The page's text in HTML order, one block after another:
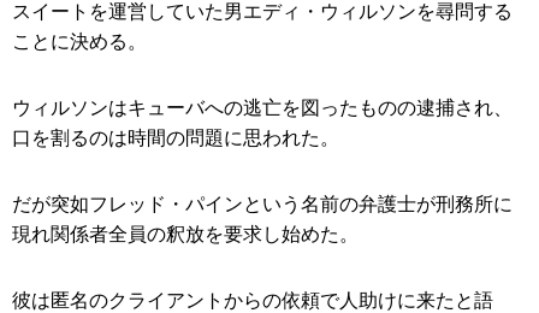
スイートを運営していた男エディ・ウィルソンを尋問する
ことに決める。
ウィルソンはキューバへの逃亡を図ったものの逮捕され、
口を割るのは時間の問題に思われた。
だが突如フレッド・パインという名前の弁護士が刑務所に
現れ関係者全員の釈放を要求し始めた。
彼は匿名のクライアントからの依頼で人助けに来たと語